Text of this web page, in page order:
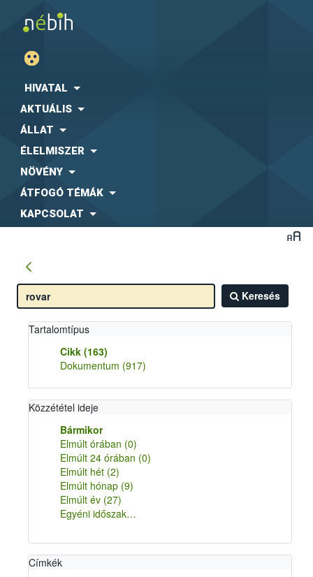
HIVATAL
AKTUÁLIS
ÁLLAT
ÉLELMISZER
NÖVÉNY
ÁTFOGÓ TÉMÁK
KAPCSOLAT
Keresés
Tartalomtípus
Cikk (163)
Dokumentum (917)
Közzététel ideje
Bármikor
Elmúlt órában (0)
Elmúlt 24 órában (0)
Elmúlt hét (2)
Elmúlt hónap (9)
Elmúlt év (27)
Egyéni időszak…
Címkék